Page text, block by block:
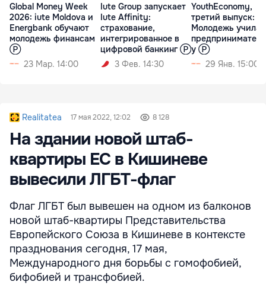
Global Money Week
2026: iute Moldova и
Energbank обучают
молодежь финансам
Ⓟ
23 Мар. 14:00
Iute Group запускает
Iute Affinity:
страхование,
интегрированное в
цифровой банкинг Ⓟ
3 Фев. 14:30
YouthEconomy,
третий выпуск:
Молодежь
у Ⓟ
29 Янв. 15:00
Realitatea 17 мая 2022, 12:02 8 128
На здании новой штаб-
квартиры ЕС в Кишиневе
вывесили ЛГБТ-флаг
Флаг ЛГБТ был вывешен на одном из балконов
новой штаб-квартиры Представительства
Европейского Союза в Кишиневе в контексте
празднования сегодня, 17 мая,
Международного дня борьбы с гомофобией,
бифобией и трансфобией.